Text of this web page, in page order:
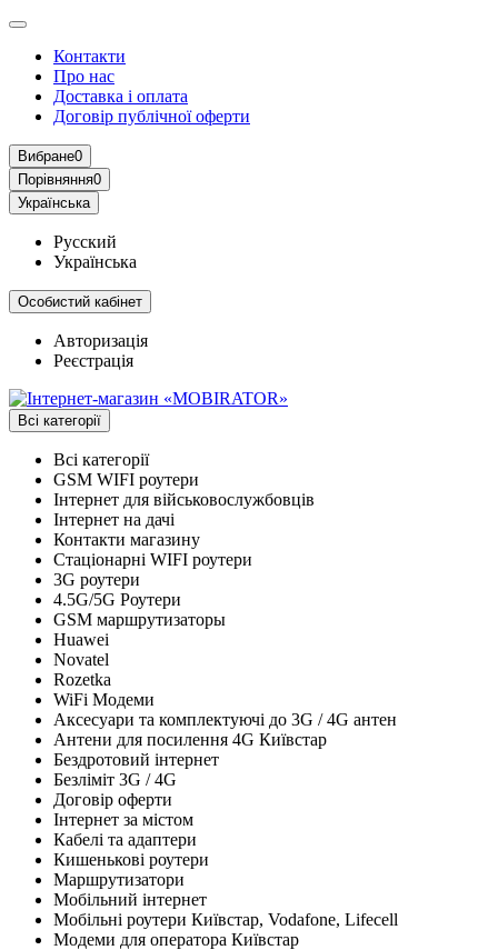
Контакти
Про нас
Доставка і оплата
Договір публічної оферти
Вибране0
Порівняння0
Українська
Русский
Українська
Особистий кабінет
Авторизація
Реєстрація
Всі категорії
Всі категорії
GSM WIFI роутери
Інтернет для військовослужбовців
Інтернет на дачі
Контакти магазину
Стаціонарні WIFI роутери
3G роутери
4.5G/5G Роутери
GSM маршрутизаторы
Huawei
Novatel
Rozetka
WiFi Модеми
Аксесуари та комплектуючі до 3G / 4G антен
Антени для посилення 4G Київстар
Бездротовий інтернет
Безліміт 3G / 4G
Договір оферти
Інтернет за містом
Кабелі та адаптери
Кишенькові роутери
Маршрутизатори
Мобільний інтернет
Мобільні роутери Київстар, Vodafone, Lifecell
Модеми для оператора Київстар